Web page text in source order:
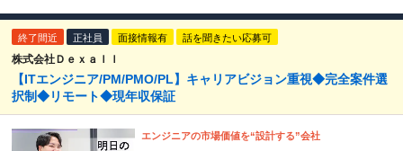
終了間近 正社員 面接情報有 話を聞きたい応募可
株式会社Ｄｅｘａｌｌ
【ITエンジニア/PM/PMO/PL】キャリアビジョン重視◆完全案件選
択制◆リモート◆現年収保証
エンジニアの市場価値を“設計する”会社